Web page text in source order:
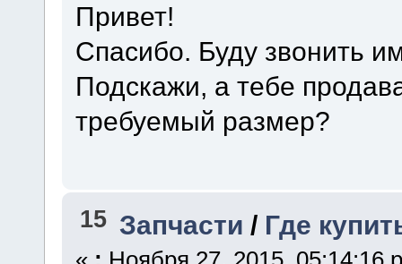
Привет!
Спасибо. Буду звонить
Подскажи, а тебе
требуемый размер?
15 Запчасти / Где